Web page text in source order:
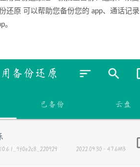
还原 可以帮助您备份您的 app、通话记
。